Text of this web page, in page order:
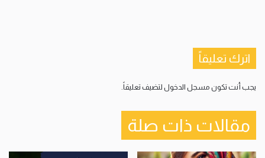
اترك تعليقاً
يجب أنت تكون مسجل الدخول لتضيف تعليقاً.
مقالات ذات صلة